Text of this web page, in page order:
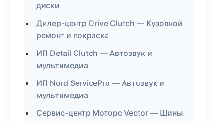
диски
Дилер-центр Drive Clutch — Кузовной
ремонт и покраска
ИП Detail Clutch — Автозвук и
мультимедиа
ИП Nord ServicePro — Автозвук и
мультимедиа
Сервис-центр Моторс Vector — Шины